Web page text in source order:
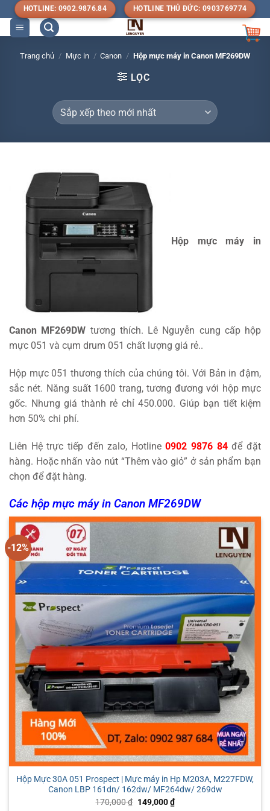
qua
nội
dung
HOTLINE: 0902.9876.84 HOTLINE THỦ ĐỨC: 0903769774
Trang chủ / Mực in / Canon / Hộp mực máy in Canon MF269DW
LỌC
Hộp mực máy in
Canon MF269DW tương thích. Lê Nguyễn cung cấp hộp
mực 051 và cụm drum 051 chất lượng giá rẻ..
Hộp mực 051 thương thích của chúng tôi. Với Bản in đậm,
sắc nét. Năng suất 1600 trang, tương đương với hộp mực
gốc. Nhưng giá thành rẻ chỉ 450.000. Giúp bạn tiết kiệm
hơn 50% chi phí.
Liên Hệ trực tiếp đến zalo, Hotline0902 9876 84để đặt
hàng. Hoặc nhấn vào nút “Thêm vào giỏ” ở sản phẩm bạn
chọn để đặt hàng.
Các hộp mực máy in Canon MF269DW
-12%
Hộp Mực 30A 051 Prospect | Mực máy in Hp M203A, M227FDW,
Canon LBP 161dn/ 162dw/ MF264dw/ 269dw
170,000₫ Giá
149,000₫Giá